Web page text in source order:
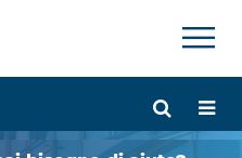
×